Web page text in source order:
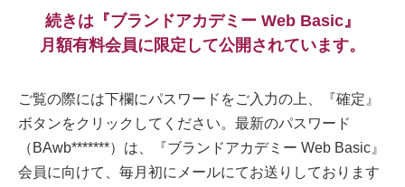
続きは『ブランドアカデミー Web Basic』
月額有料会員に限定して公開されています。
ご覧の際には下欄にパスワードをご入力の上、『確定』
ボタンをクリックしてください。最新のパスワード
（BAwb*******）は、『ブランドアカデミー Web Basic』
会員に向けて、毎月初にメールにてお送りしております